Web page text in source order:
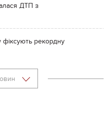
ДТП з
фіксують рекордну